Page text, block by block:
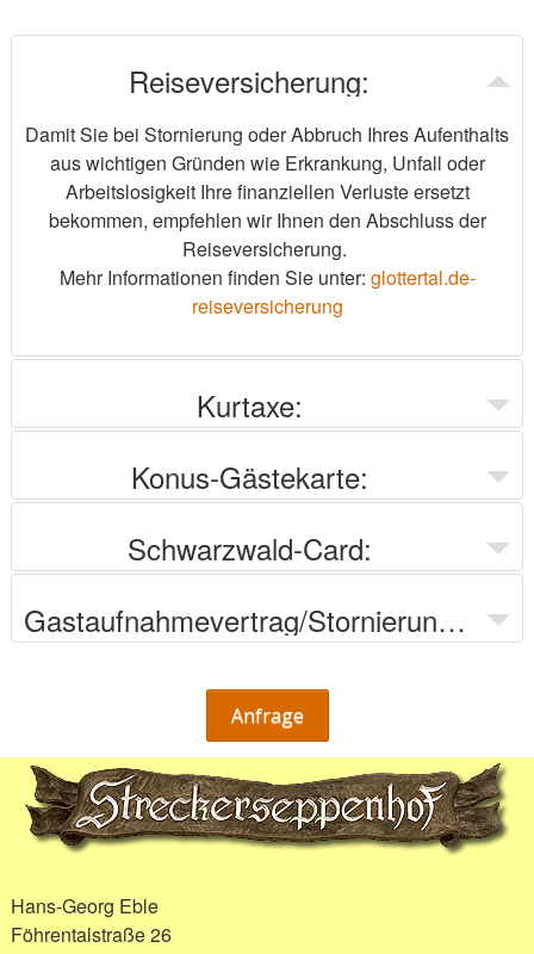
Reiseversicherung:
Damit Sie bei Stornierung oder Abbruch Ihres Aufenthalts
aus wichtigen Gründen wie Erkrankung, Unfall oder
Arbeitslosigkeit Ihre finanziellen Verluste ersetzt
bekommen, empfehlen wir Ihnen den Abschluss der
Reiseversicherung.
Mehr Informationen finden Sie unter: glottertal.de-
reiseversicherung
Kurtaxe:
Konus-Gästekarte:
Schwarzwald-Card:
Gastaufnahmevertrag/Stornierungsbedingungen:
Anfrage
Hans-Georg Eble
Föhrentalstraße 26